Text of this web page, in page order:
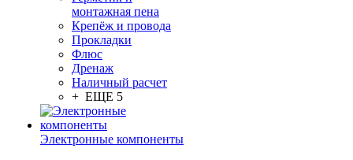
монтажная пена
Крепёж и провода
Прокладки
Флюс
Дренаж
Наличный расчет
+ ЕЩЕ 5
Электронные компоненты